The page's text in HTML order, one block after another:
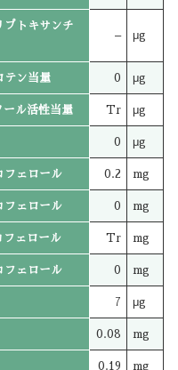
プトキサンチ
– μg
テン当量 0 μg
ール活性当量 Tr μg
0 μg
フェロール 0.2 mg
フェロール 0 mg
フェロール Tr mg
フェロール 0 mg
7 μg
0.08 mg
0.19 mg